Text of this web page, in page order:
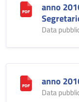
anno
Data
anno
Data